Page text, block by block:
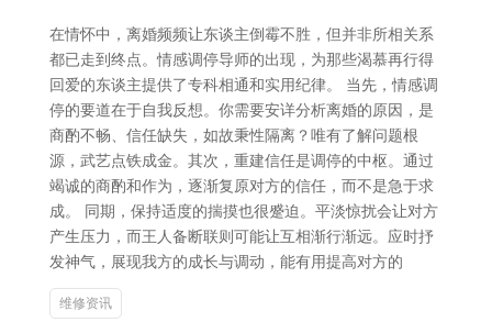
在情怀中，离婚频频让东谈主倒霉不胜，但并非所相关系
都已走到终点。情感调停导师的出现，为那些渴慕再行得
回爱的东谈主提供了专科相通和实用纪律。 当先，情感调
停的要道在于自我反想。你需要安详分析离婚的原因，是
商酌不畅、信任缺失，如故秉性隔离？唯有了解问题根
源，武艺点铁成金。其次，重建信任是调停的中枢。通过
竭诚的商酌和作为，逐渐复原对方的信任，而不是急于求
成。 同期，保持适度的揣摸也很蹙迫。平淡惊扰会让对方
产生压力，而王人备断联则可能让互相渐行渐远。应时抒
发神气，展现我方的成长与调动，能有用提高对方的
维修资讯